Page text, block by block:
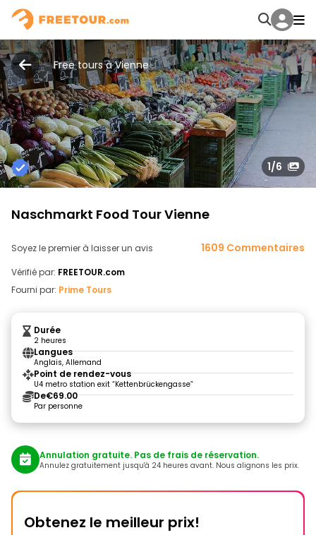
Free tours à Vienne
1/6
Naschmarkt Food Tour Vienne
Soyez le premier à laisser un avis 1609 Commentaires
Vérifié par: FREETOUR.com
Fourni par: Prime Tours
Durée
2 heures
Langues
Anglais, Allemand
Point de rendez-vous
U4 metro station exit “Kettenbrückengasse”
De€69.00
Par personne
Annulation gratuite. Pas de frais de réservation.
Annulez gratuitement jusqu'à 24 heures avant. Nous alignons les prix.
Obtenez le meilleur prix!